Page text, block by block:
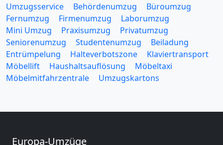
Umzugsservice Behördenumzug
Büroumzug
Fernumzug
Firmenumzug
Laborumzug
Mini Umzug
Praxisumzug
Privatumzug
Seniorenumzug
Studentenumzug
Beiladung
Entrümpelung
Halteverbotszone
Klaviertransport
Möbellift
Haushaltsauflösung
Möbeltaxi
Möbelmitfahrzentrale
Umzugskartons
Europa-Umzüge